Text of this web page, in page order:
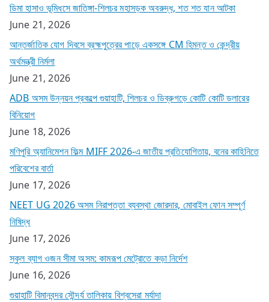
ডিমা হাসাও ভূমিধসে জাতিঙ্গা-শিলচর মহাসড়ক অবরুদ্ধ, শত শত যান আটকা
June 21, 2026
আন্তর্জাতিক যোগ দিবসে ব্রহ্মপুত্রের পাড়ে একসঙ্গে CM হিমন্ত ও কেন্দ্রীয়
অর্থমন্ত্রী নির্মলা
June 21, 2026
ADB অসম উন্নয়ন প্রকল্পে গুয়াহাটি, শিলচর ও ডিব্রুগড়ে কোটি কোটি ডলারের
বিনিয়োগ
June 18, 2026
মণিপুরি অ্যানিমেশন ফিল্ম MIFF 2026-এ জাতীয় প্রতিযোগিতায়, বনের কাহিনিতে
পরিবেশের বার্তা
June 17, 2026
NEET UG 2026 অসম নিরাপত্তা ব্যবস্থা জোরদার, মোবাইল ফোন সম্পূর্ণ
নিষিদ্ধ
June 17, 2026
স্কুল ব্যাগ ওজন সীমা অসম: কামরূপ মেট্রোতে কড়া নির্দেশ
June 16, 2026
গুয়াহাটি বিমানবন্দর সৌন্দর্য তালিকায় বিশ্বসেরা মর্যাদা